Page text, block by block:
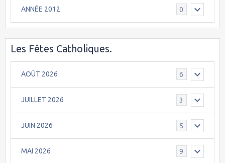
ANNÉE 2012 0
Les Fêtes Catholiques.
AOÛT 2026 6
JUILLET 2026 3
JUIN 2026 5
MAI 2026 9